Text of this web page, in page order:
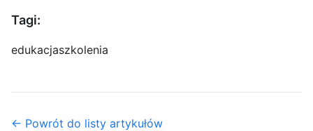
Tagi:
edukacjaszkolenia
← Powrót do listy artykułów